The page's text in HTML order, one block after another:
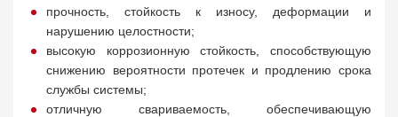
прочность, стойкость к износу, деформации и
нарушению целостности;
высокую коррозионную стойкость, способствующую
снижению вероятности протечек и продлению срока
службы системы;
отличную свариваемость, обеспечивающую